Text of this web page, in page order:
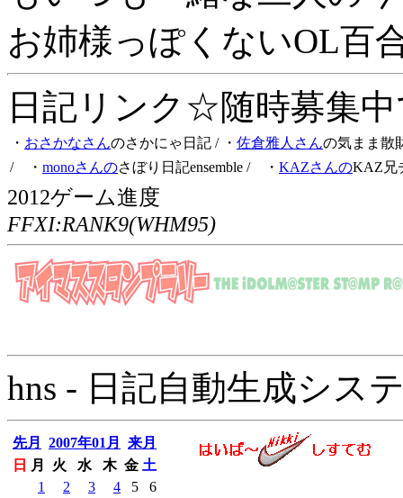
お姉様っぽくないOL百
日記リンク☆随時募集
・ おさかなさんのさかにゃ日記 / ・ 佐倉雅人さんの気まま散
/ ・ monoさんのさぼり日記ensemble / ・ KAZさんのKAZ兄
2012ゲーム進度
FFXI:RANK9(WHM95)
hns - 日記自動生成シス
先月 2007年01月
来月
日
月 火 水 木 金 土
1
2 3 4 5
6